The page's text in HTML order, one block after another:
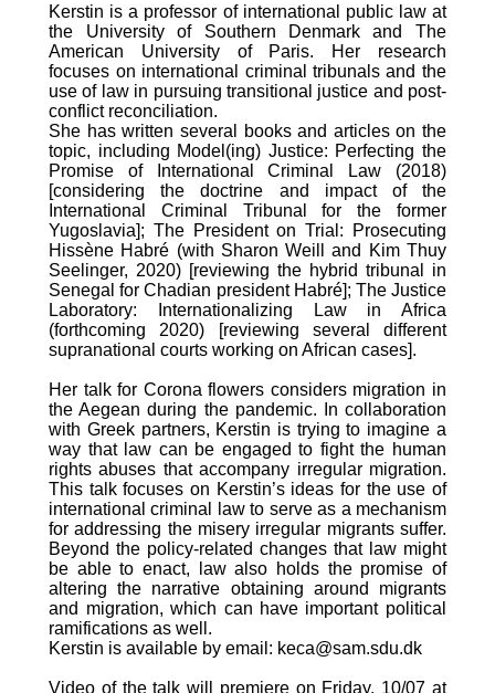
Kerstin is a professor of international public law at
the University of Southern Denmark and The
American University of Paris. Her research
focuses on international criminal tribunals and the
use of law in pursuing transitional justice and post-
conflict reconciliation.
She has written several books and articles on the
topic, including Model(ing) Justice: Perfecting the
Promise of International Criminal Law (2018)
[considering the doctrine and impact of the
International Criminal Tribunal for the former
Yugoslavia]; The President on Trial: Prosecuting
Hissène Habré (with Sharon Weill and Kim Thuy
Seelinger, 2020) [reviewing the hybrid tribunal in
Senegal for Chadian president Habré]; The Justice
Laboratory: Internationalizing Law in Africa
(forthcoming 2020) [reviewing several different
supranational courts working on African cases].
Her talk for Corona flowers considers migration in
the Aegean during the pandemic. In collaboration
with Greek partners, Kerstin is trying to imagine a
way that law can be engaged to fight the human
rights abuses that accompany irregular migration.
This talk focuses on Kerstin’s ideas for the use of
international criminal law to serve as a mechanism
for addressing the misery irregular migrants suffer.
Beyond the policy-related changes that law might
be able to enact, law also holds the promise of
altering the narrative obtaining around migrants
and migration, which can have important political
ramifications as well.
Kerstin is available by email: keca@sam.sdu.dk
Video of the talk will premiere on Friday, 10/07 at